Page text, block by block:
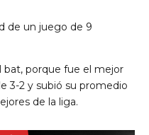
de un juego de 9
bat, porque fue el mejor
3-2 y subió su promedio
de la liga.